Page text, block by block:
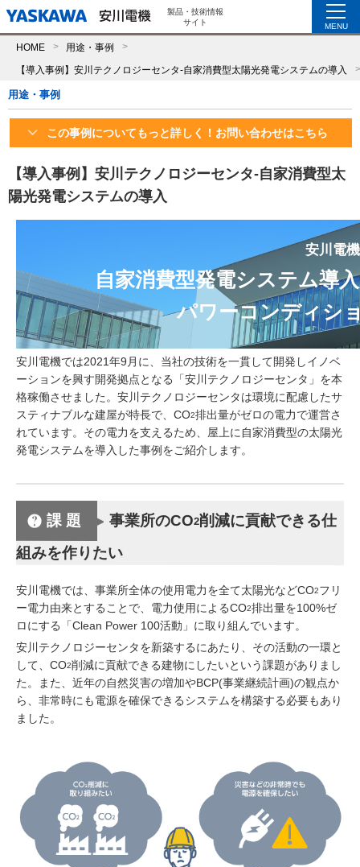
製品・技術情報
サイト
MENU
HOME 用途・事例
【導入事例】安川テクノロジーセンタ-自家消費型太陽光発電システムの導入
用途・事例
この事例についてもっと詳しく！お問い合わせはこちら
【導入事例】安川テクノロジーセンタ-自家消費型太
陽光発電システムの導入
安川電
自家消費型発電システム導
パワーコンディシ
安川電機では2021年9月に、当社の技術を一貫して開発しイノベ
ーションを興す開発拠点となる「安川テクノロジーセンタ」を本
格稼働させました。安川テクノロジーセンタは環境に配慮したサ
スティナブルな建屋が特長で、CO2排出量がゼロの電力で運営さ
れています。その電力を支えるため、屋上に自家消費型の太陽光
発電システムを導入した事例をご紹介します。
課題 事業所のCO2削減に貢献できる仕
組みを作りたい
安川電機では、事業所全体の使用電力を全て太陽光などCO2フリ
ー電力由来とすることで、電力使用によるCO2排出量を100%ゼ
ロにする「Clean Power 100活動」に取り組んでいます。
安川テクノロジーセンタを新築するにあたり、その活動の一環と
して、CO2削減に貢献できる建物にしたいという課題がありまし
た。また、近年の自然災害の増加やBCP(事業継続計画)の観点か
ら、非常時にも電源を確保できるシステムを構築する必要もあり
ました。